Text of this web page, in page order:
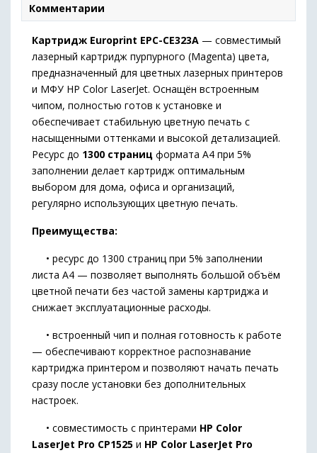
Комментарии
Картридж Europrint EPC-CE323A — совместимый
лазерный картридж пурпурного (Magenta) цвета,
предназначенный для цветных лазерных принтеров
и МФУ HP Color LaserJet. Оснащён встроенным
чипом, полностью готов к установке и
обеспечивает стабильную цветную печать с
насыщенными оттенками и высокой детализацией.
Ресурс до 1300 страниц формата А4 при 5%
заполнении делает картридж оптимальным
выбором для дома, офиса и организаций,
регулярно использующих цветную печать.
Преимущества:
• ресурс до 1300 страниц при 5% заполнении
листа А4 — позволяет выполнять большой объём
цветной печати без частой замены картриджа и
снижает эксплуатационные расходы.
• встроенный чип и полная готовность к работе
— обеспечивают корректное распознавание
картриджа принтером и позволяют начать печать
сразу после установки без дополнительных
настроек.
• совместимость с принтерами HP Color
LaserJet Pro CP1525 и HP Color LaserJet Pro